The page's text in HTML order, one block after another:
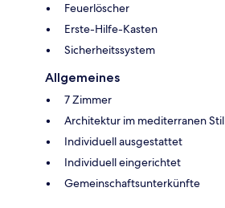
Feuerlöscher
Ers­te-Hil­fe-Kas­ten
Sicherheitssystem
Allgemeines
7 Zimmer
Architektur im mediterranen Stil
Individuell ausgestattet
Individuell eingerichtet
Gemeinschaftsunterkünfte